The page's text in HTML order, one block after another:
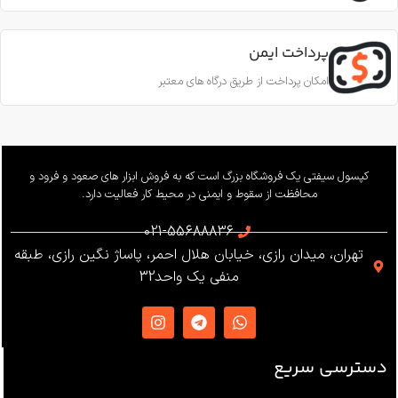
CE EN353-2; CE EN358; CE
EN12841-A
ساخت ترکیه
قطر طناب
11.5 تا 10.5 میلی‌متر
وزن 655 گرم
استاندارد
EN12841 ،EN341 ،ANSI Z359
،NFPA1983
ساخت
پرداخت ایمن
امکان پرداخت از طریق درگاه های معتبر
کپسول سیفتی یک فروشگاه بزرگ است که به فروش ابزار های صعود و فرود و
محافظت از سقوط و ایمنی در محیط کار فعالیت دارد.
021-55688836
تهران، میدان رازی، خیابان هلال احمر، پاساژ نگین رازی، طبقه
منفی یک واحد32
دسترسی سریع